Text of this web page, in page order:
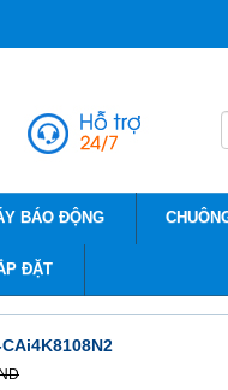
BÁO ĐỘNG
ĐẶT